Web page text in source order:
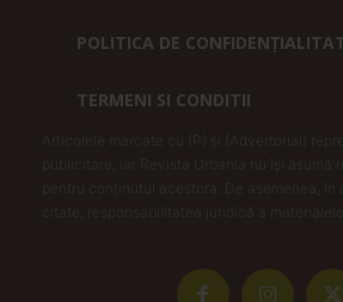
POLITICA DE
TERMENI SI CONDITII